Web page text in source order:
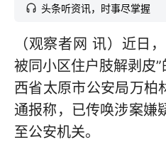
头条听资讯，时事尽掌握
（观察者网 讯）近日
被同小区住户肢解剥皮
西省太原市公安局万柏
通报称，已传唤涉案嫌
至公安机关。